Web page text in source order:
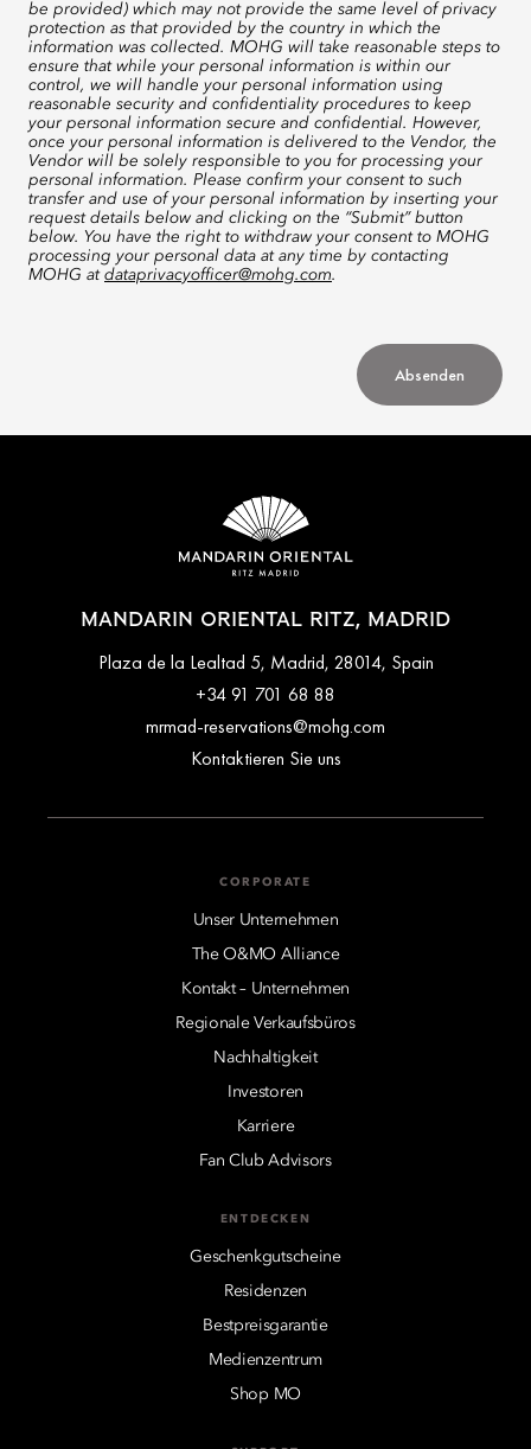
be provided) which may not provide the same level of privacy
protection as that provided by the country in which the
information was collected. MOHG will take reasonable steps to
ensure that while your personal information is within our
control, we will handle your personal information using
reasonable security and confidentiality procedures to keep
your personal information secure and confidential. However,
once your personal information is delivered to the Vendor, the
Vendor will be solely responsible to you for processing your
personal information. Please confirm your consent to such
transfer and use of your personal information by inserting your
request details below and clicking on the “Submit” button
below. You have the right to withdraw your consent to MOHG
processing your personal data at any time by contacting
MOHG at dataprivacyofficer@mohg.com.
Absenden
MANDARIN ORIENTAL RITZ, MADRID
Plaza de la Lealtad 5, Madrid, 28014, Spain
+34 91 701 68 88
mrmad-reservations@mohg.com
Kontaktieren Sie uns
CORPORATE
Unser Unternehmen
The O&MO Alliance
Kontakt – Unternehmen
Regionale Verkaufsbüros
Nachhaltigkeit
Investoren
Karriere
Fan Club Advisors
ENTDECKEN
Geschenkgutscheine
Residenzen
Bestpreisgarantie
Medienzentrum
Shop MO